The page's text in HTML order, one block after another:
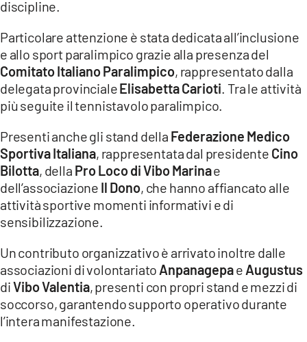
discipline.
Particolare attenzione è stata dedicata all’inclusione
e allo sport paralimpico grazie alla presenza del
Comitato Italiano Paralimpico, rappresentato dalla
delegata provincialeElisabetta Carioti . Tra le attività
più seguite il tennistavolo paralimpico.
Presenti anche gli stand della Federazione Medico
Sportiva Italiana, rappresentata dal presidente Cino
Bilotta, della Pro Loco di Vibo Marinae
dell’associazione Il Dono, che hanno affiancato alle
attività sportive momenti informativi e di
sensibilizzazione.
Un contributo organizzativo è arrivato inoltre dalle
associazioni di volontariato Anpanagepae Augustus
diVibo Valentia, presenti con propri stand e mezzi di
soccorso, garantendo supporto operativo durante
l’intera manifestazione.